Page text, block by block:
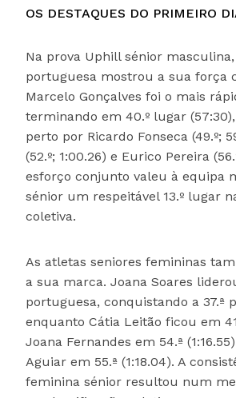
OS DESTAQUES DO PRIMEIRO
Na prova Uphill sénior
portuguesa mostrou a sua força
Marcelo Gonçalves foi o mais
terminando em 40.º lugar
perto por Ricardo Fonseca (49.º;
(52.º; 1:00.26) e Eurico Pereira
esforço conjunto valeu à equipa
sénior um respeitável 13.º lugar
coletiva.
As atletas seniores femininas
a sua marca. Joana Soares
portuguesa, conquistando a 37.ª
enquanto Cátia Leitão ficou em
Joana Fernandes em 54.ª
Aguiar em 55.ª (1:18.04). A
feminina sénior resultou num